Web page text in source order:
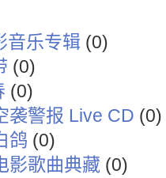
音乐专辑 (0)
(0)
(0)
袭警报 Live CD (0)
鸽 (0)
影歌曲典藏 (0)